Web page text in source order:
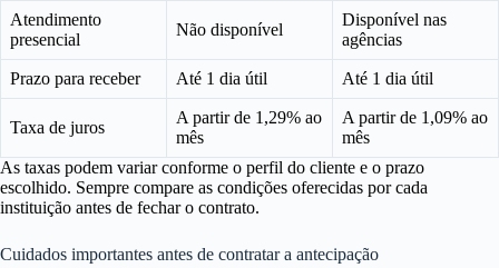
Atendimento
presencial
Não disponível
Disponível nas
agências
Prazo para receber Até 1 dia útil Até 1 dia útil
Taxa de juros
A partir de 1,29% ao
mês
A partir de 1,09% ao
mês
As taxas podem variar conforme o perfil do cliente e o prazo
escolhido. Sempre compare as condições oferecidas por cada
instituição antes de fechar o contrato.
Cuidados importantes antes de contratar a antecipação